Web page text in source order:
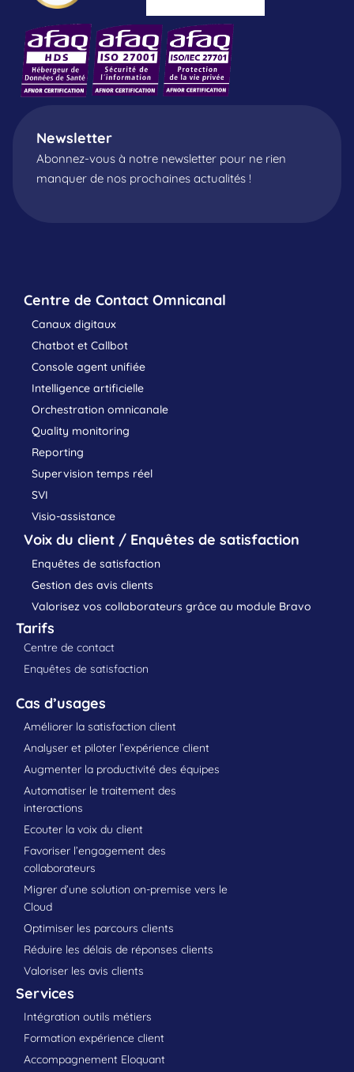
Newsletter
Abonnez-vous à notre newsletter pour ne rien
manquer de nos prochaines actualités !
Centre de Contact Omnicanal
Canaux digitaux
Chatbot et Callbot
Console agent unifiée
Intelligence artificielle
Orchestration omnicanale
Quality monitoring
Reporting
Supervision temps réel
SVI
Visio-assistance
Voix du client / Enquêtes de satisfaction
Enquêtes de satisfaction
Gestion des avis clients
Valorisez vos collaborateurs grâce au module Bravo
Tarifs
Centre de contact
Enquêtes de satisfaction
Cas d’usages
Améliorer la satisfaction client
Analyser et piloter l’expérience client
Augmenter la productivité des équipes
Automatiser le traitement des
interactions
Ecouter la voix du client
Favoriser l’engagement des
collaborateurs
Migrer d’une solution on-premise vers le
Cloud
Optimiser les parcours clients
Réduire les délais de réponses clients
Valoriser les avis clients
Services
Intégration outils métiers
Formation expérience client
Accompagnement Eloquant